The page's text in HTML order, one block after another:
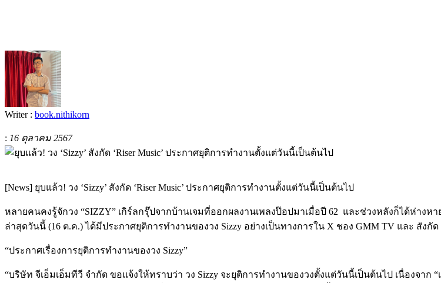
Writer : book.nithikorn
: 16 ตุลาคม 2567
[News] ยุบแล้ว! วง ‘Sizzy’ สังกัด ‘Riser Music’ ประกาศยุติการทำงานตั้งแต่วันนี้เป็นต้นไป
หลายคนคงรู้จักวง “SIZZY” เกิร์ลกรุ๊ปจากบ้านเจมที่ออกผลงานเพลงป๊อปมาเมื่อปี 62 และช่วงหลังก็ได้ห่างห
ล่าสุดวันนี้ (16 ต.ค.) ได้มีประกาศยุติการทำงานของวง Sizzy อย่างเป็นทางการใน X ชอง GMM TV และ สังกัด
“ประกาศเรื่องการยุติการทำงานของวง Sizzy”
“บริษัท จีเอ็มเอ็มทีวี จำกัด ขอแจ้งให้ทราบว่า วง Sizzy จะยุติการทำงานของวงตั้งแต่วันนี้เป็นต้นไป เนื่องจ